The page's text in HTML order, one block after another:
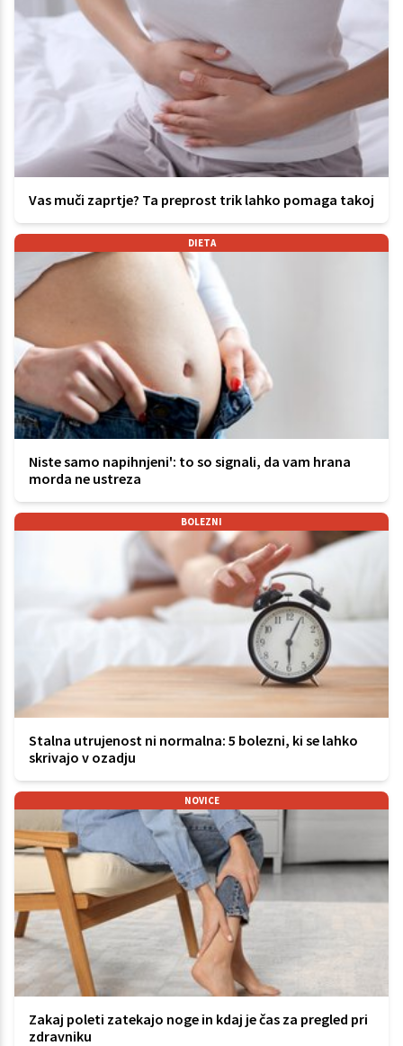
Vas muči zaprtje? Ta preprost trik lahko pomaga takoj
DIETA
Niste samo napihnjeni': to so signali, da vam hrana
morda ne ustreza
BOLEZNI
Stalna utrujenost ni normalna: 5 bolezni, ki se lahko
skrivajo v ozadju
NOVICE
Zakaj poleti zatekajo noge in kdaj je čas za pregled pri
zdravniku